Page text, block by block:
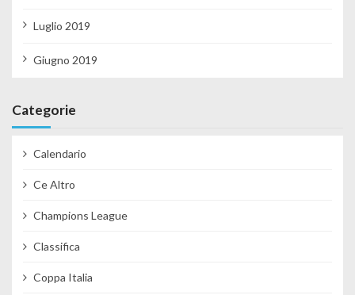
Luglio 2019
Giugno 2019
Categorie
Calendario
Ce Altro
Champions League
Classifica
Coppa Italia